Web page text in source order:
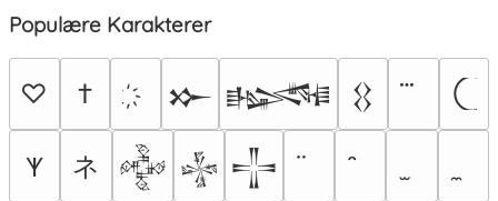
Populære Karakterer
♡ † 𒁍 𒈙 𒌐
𐊵 ネ 𒅒 𒈔 𒋲